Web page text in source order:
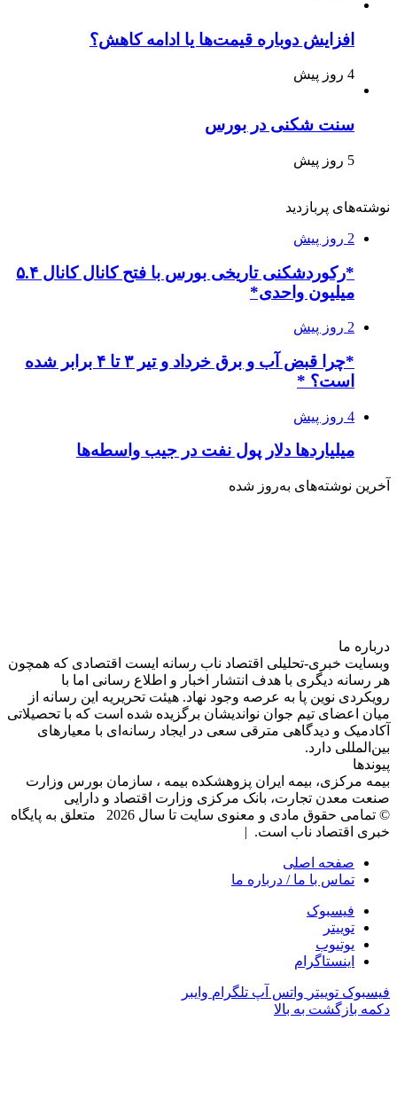
افزایش دوباره قیمت‌ها یا ادامه کاهش؟
4 روز پیش
سنت شکنی در بورس
5 روز پیش
نوشته‌های پربازدید
2 روز پیش
*رکوردشکنی تاریخی بورس با فتح کانال کانال ۵.۴
میلیون واحدی*
2 روز پیش
*چرا قبض آب و برق خرداد و تیر ۳ تا ۴ برابر شده
است؟ *
4 روز پیش
میلیاردها دلار پول نفت در جیب واسطه‌ها
آخرین نوشته‌های‌ به‌روز شده
درباره‌ ما
وبسایت خبری-تحلیلی اقتصاد ناب رسانه‌ ایست اقتصادی که همچون
هر رسانه دیگری با هدف انتشار اخبار و اطلاع رسانی اما با
رویکردی نوین پا به عرصه وجود نهاد. هیئت تحریریه این رسانه از
میان اعضای تیم جوان نواندیشان برگزیده شده است که با تحصیلاتی
آکادمیک و دیدگاهی‌ مترقی سعی در ایجاد رسانه‌ای با معیار‌های
بین‌المللی دارد.
پیوندها
بیمه مرکزی، بیمه ایران پزوهشکده بیمه ، سازمان بورس وزارت
صنعت معدن تجارت، بانک مرکزی وزارت اقتصاد و دارایی
© تمامی حقوق مادی و معنوی سایت تا سال 2026 متعلق به پایگاه
خبری اقتصاد ناب است. |
صفحه اصلی
تماس با ما / درباره ما
فیسبوک
توییتر
یوتیوب
اینستاگرام
فیسبوک توییتر واتس آپ تلگرام وایبر
دکمه بازگشت به بالا